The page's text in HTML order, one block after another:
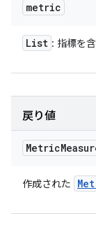
metric
List : 指標を
戻り値
Metric
作成された